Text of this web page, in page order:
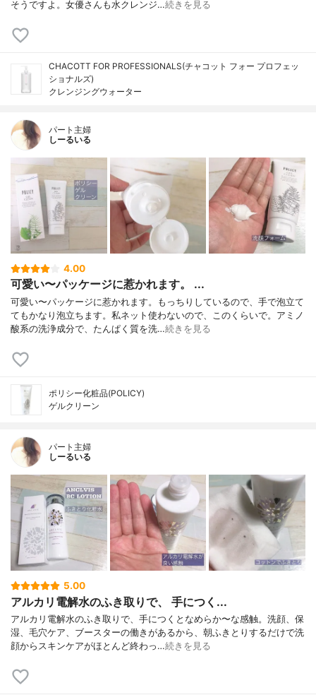
そうですよ。女優さんも水クレンジ…続きを見る
CHACOTT FOR PROFESSIONALS(チャコット フォー プロフェッ
ショナルズ)
クレンジングウォーター
パート主婦
しーるいる
4.00
可愛い〜パッケージに惹かれます。 ...
可愛い〜パッケージに惹かれます。もっちりしているので、手で泡立て
てもかなり泡立ちます。私ネット使わないので、このくらいで。アミノ
酸系の洗浄成分で、たんぱく質を洗…続きを見る
ポリシー化粧品(POLICY)
ゲルクリーン
パート主婦
しーるいる
5.00
アルカリ電解水のふき取りで、 手につく...
アルカリ電解水のふき取りで、手につくとなめらか〜な感触。洗顔、保
湿、毛穴ケア、ブースターの働きがあるから、朝ふきとりするだけで洗
顔からスキンケアがほとんど終わっ…続きを見る